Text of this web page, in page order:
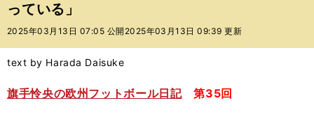
テ
ー
バ
っている」
2025年03月13日 07:05 公開 2025年03月13日 09:39 更新
text by Harada Daisuke
旗手怜央の欧州フットボール日記第35回